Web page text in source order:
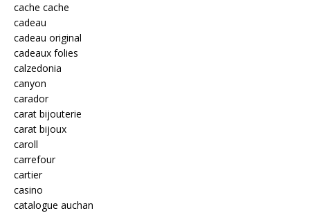
cache cache
cadeau
cadeau original
cadeaux folies
calzedonia
canyon
carador
carat bijouterie
carat bijoux
caroll
carrefour
cartier
casino
catalogue auchan